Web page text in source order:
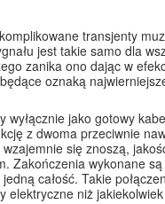
transjenty
jest takie samo dla
zanika ono dając w
oznaką
wyłącznie jako gotowy
z dwoma przeciwnie
się znoszą,
Zakończenia wykonane
całość. Takie
elektryczne niż